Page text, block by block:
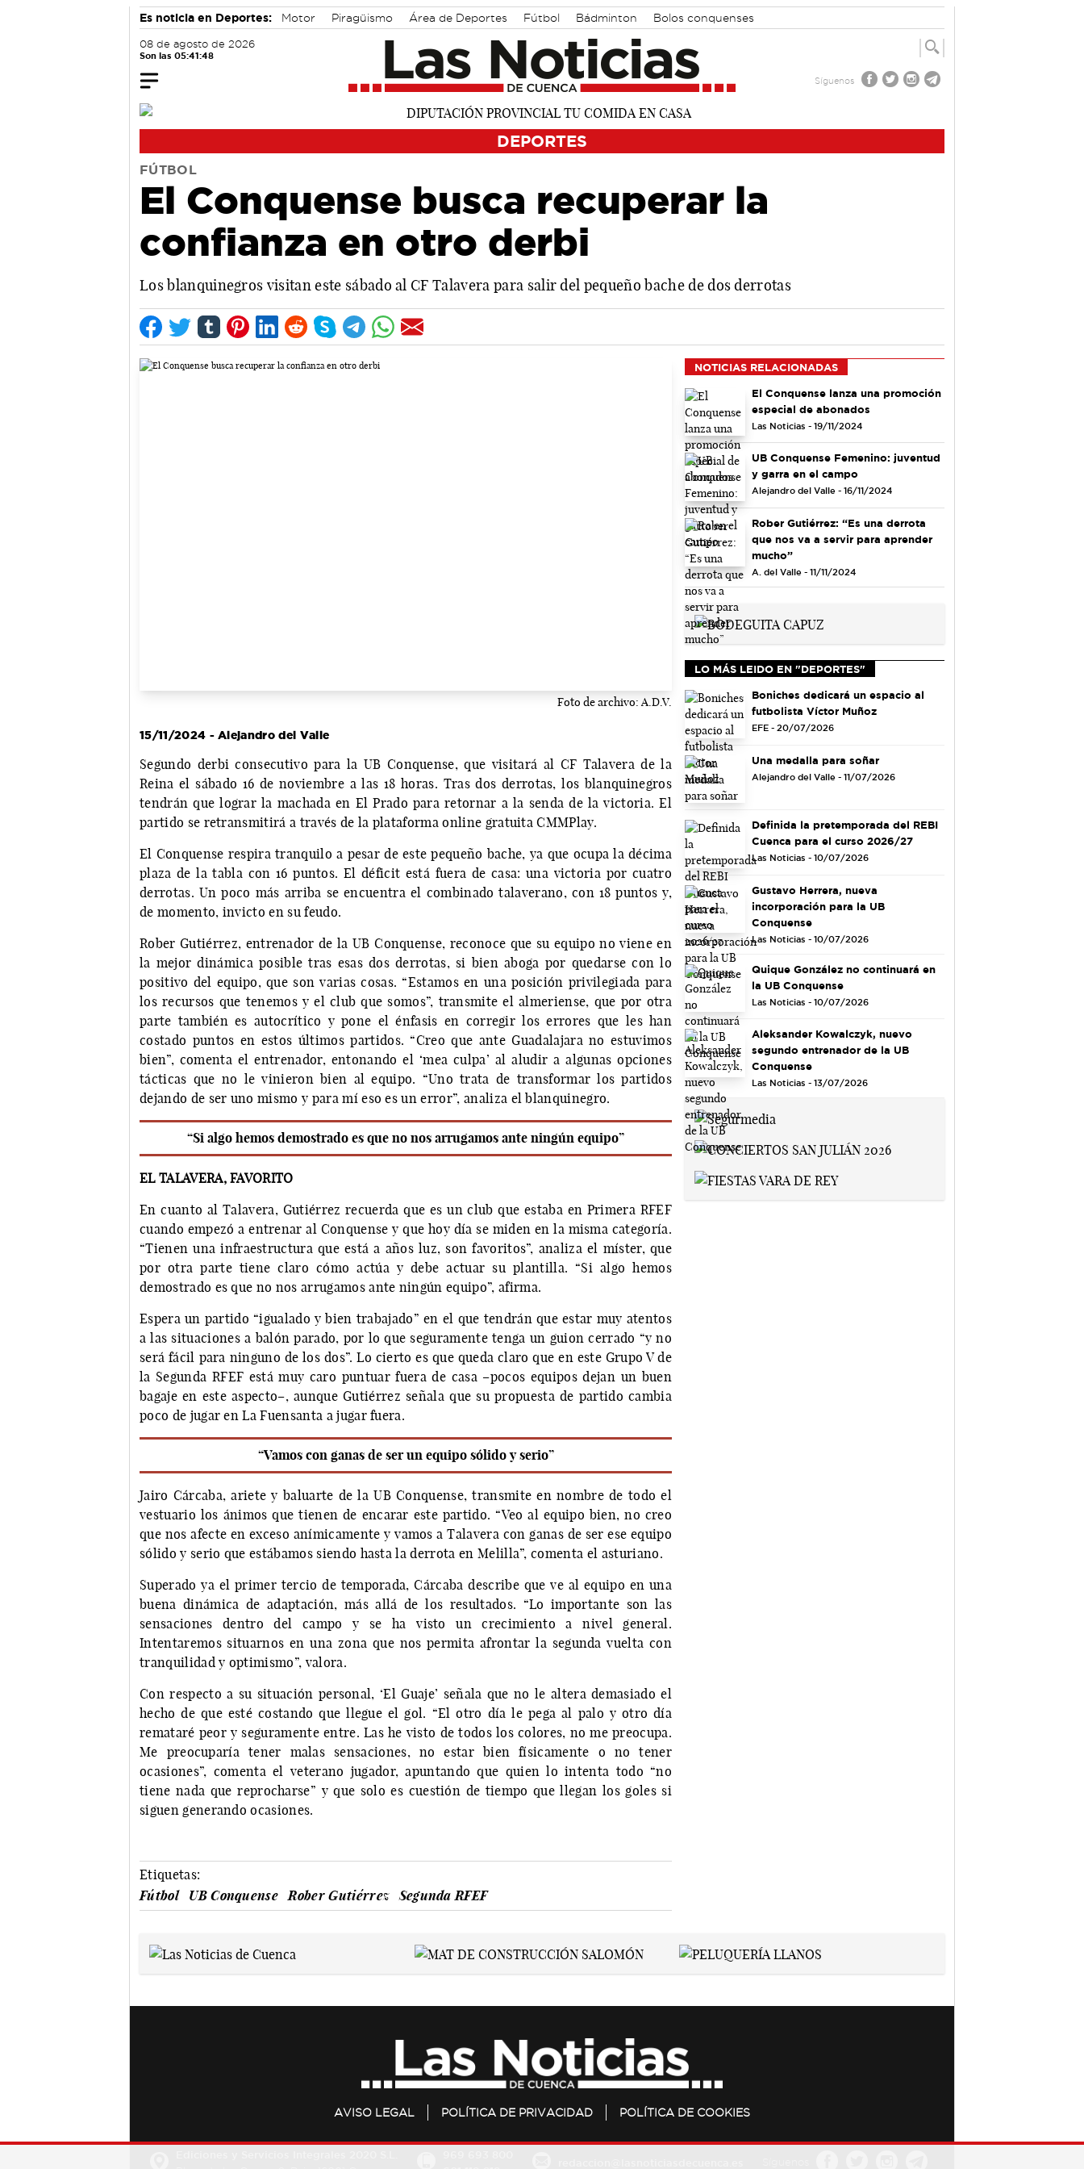
Es noticia en Deportes: Motor Piragüismo Área de Deportes Fútbol Bádminton Bolos conquenses
08 de agosto de 2026
Son las 05:41:48
Síguenos
DEPORTES
FÚTBOL
El Conquense busca recuperar la
confianza en otro derbi
Los blanquinegros visitan este sábado al CF Talavera para salir del pequeño bache de dos derrotas
Foto de archivo: A.D.V.
15/11/2024 - Alejandro del Valle
Segundo derbi consecutivo para la UB Conquense, que visitará al CF Talavera de la
Reina el sábado 16 de noviembre a las 18 horas. Tras dos derrotas, los blanquinegros
tendrán que lograr la machada en El Prado para retornar a la senda de la victoria. El
partido se retransmitirá a través de la plataforma online gratuita CMMPlay.
El Conquense respira tranquilo a pesar de este pequeño bache, ya que ocupa la décima
plaza de la tabla con 16 puntos. El déficit está fuera de casa: una victoria por cuatro
derrotas. Un poco más arriba se encuentra el combinado talaverano, con 18 puntos y,
de momento, invicto en su feudo.
Rober Gutiérrez, entrenador de la UB Conquense, reconoce que su equipo no viene en
la mejor dinámica posible tras esas dos derrotas, si bien aboga por quedarse con lo
positivo del equipo, que son varias cosas. “Estamos en una posición privilegiada para
los recursos que tenemos y el club que somos”, transmite el almeriense, que por otra
parte también es autocrítico y pone el énfasis en corregir los errores que les han
costado puntos en estos últimos partidos. “Creo que ante Guadalajara no estuvimos
bien”, comenta el entrenador, entonando el ‘mea culpa’ al aludir a algunas opciones
tácticas que no le vinieron bien al equipo. “Uno trata de transformar los partidos
dejando de ser uno mismo y para mí eso es un error”, analiza el blanquinegro.
“Si algo hemos demostrado es que no nos arrugamos ante ningún equipo”
EL TALAVERA, FAVORITO
En cuanto al Talavera, Gutiérrez recuerda que es un club que estaba en Primera RFEF
cuando empezó a entrenar al Conquense y que hoy día se miden en la misma categoría.
“Tienen una infraestructura que está a años luz, son favoritos”, analiza el míster, que
por otra parte tiene claro cómo actúa y debe actuar su plantilla. “Si algo hemos
demostrado es que no nos arrugamos ante ningún equipo”, afirma.
Espera un partido “igualado y bien trabajado” en el que tendrán que estar muy atentos
a las situaciones a balón parado, por lo que seguramente tenga un guion cerrado “y no
será fácil para ninguno de los dos”. Lo cierto es que queda claro que en este Grupo V de
la Segunda RFEF está muy caro puntuar fuera de casa –pocos equipos dejan un buen
bagaje en este aspecto–, aunque Gutiérrez señala que su propuesta de partido cambia
poco de jugar en La Fuensanta a jugar fuera.
“Vamos con ganas de ser un equipo sólido y serio”
Jairo Cárcaba, ariete y baluarte de la UB Conquense, transmite en nombre de todo el
vestuario los ánimos que tienen de encarar este partido. “Veo al equipo bien, no creo
que nos afecte en exceso anímicamente y vamos a Talavera con ganas de ser ese equipo
sólido y serio que estábamos siendo hasta la derrota en Melilla”, comenta el asturiano.
Superado ya el primer tercio de temporada, Cárcaba describe que ve al equipo en una
buena dinámica de adaptación, más allá de los resultados. “Lo importante son las
sensaciones dentro del campo y se ha visto un crecimiento a nivel general.
Intentaremos situarnos en una zona que nos permita afrontar la segunda vuelta con
tranquilidad y optimismo”, valora.
Con respecto a su situación personal, ‘El Guaje’ señala que no le altera demasiado el
hecho de que esté costando que llegue el gol. “El otro día le pega al palo y otro día
remataré peor y seguramente entre. Las he visto de todos los colores, no me preocupa.
Me preocuparía tener malas sensaciones, no estar bien físicamente o no tener
ocasiones”, comenta el veterano jugador, apuntando que quien lo intenta todo “no
tiene nada que reprocharse” y que solo es cuestión de tiempo que llegan los goles si
siguen generando ocasiones.
Etiquetas:
Fútbol
UB Conquense Rober Gutiérrez Segunda RFEF
NOTICIAS RELACIONADAS
El Conquense lanza una promoción
especial de abonados
Las Noticias - 19/11/2024
UB Conquense Femenino: juventud
y garra en el campo
Alejandro del Valle - 16/11/2024
Rober Gutiérrez: “Es una derrota
que nos va a servir para aprender
mucho”
A. del Valle - 11/11/2024
LO MÁS LEIDO EN "DEPORTES"
Boniches dedicará un espacio al
futbolista Víctor Muñoz
EFE - 20/07/2026
Una medalla para soñar
Alejandro del Valle - 11/07/2026
Definida la pretemporada del REBI
Cuenca para el curso 2026/27
Las Noticias - 10/07/2026
Gustavo Herrera, nueva
incorporación para la UB
Conquense
Las Noticias - 10/07/2026
Quique González no continuará en
la UB Conquense
Las Noticias - 10/07/2026
Aleksander Kowalczyk, nuevo
segundo entrenador de la UB
Conquense
Las Noticias - 13/07/2026
AVISO LEGAL POLÍTICA DE PRIVACIDAD POLÍTICA DE COOKIES